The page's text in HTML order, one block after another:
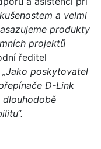
a velmi
produkty
projektů
ředitel
„Jako poskytovatel
D-Link
dlouhodobě